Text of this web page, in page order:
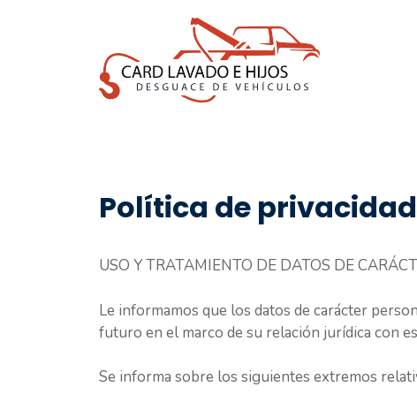
Política de privacidad
USO Y TRATAMIENTO DE DATOS DE
Le informamos que los datos de carácter
futuro en el marco de su relación jurídica con
Se informa sobre los siguientes extremos